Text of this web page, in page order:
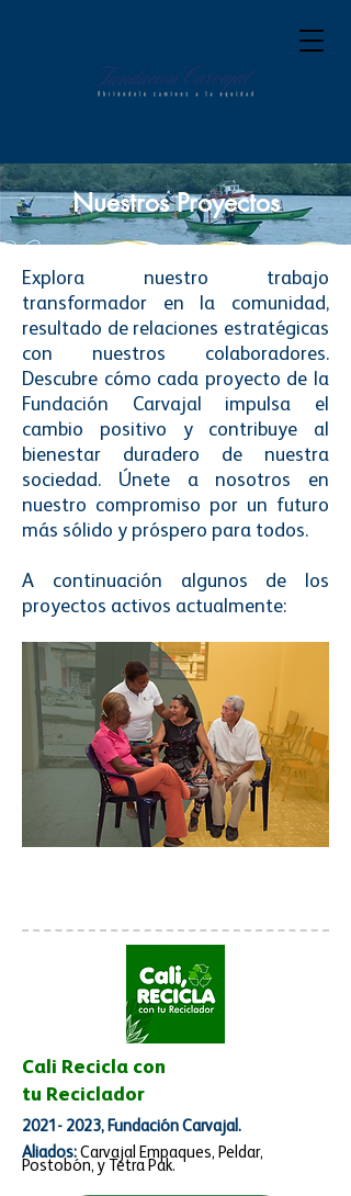
Nuestros Proyectos
Explora nuestro trabajo
transformador en la comunidad,
resultado de relaciones estratégicas
con nuestros colaboradores.
Descubre cómo cada proyecto de la
Fundación Carvajal impulsa el
cambio positivo y contribuye al
bienestar duradero de nuestra
sociedad. Únete a nosotros en
nuestro compromiso por un futuro
más sólido y próspero para todos.
A continuación algunos de los
proyectos activos actualmente:
Cali Recicla con
tu Reciclador
2021- 2023, Fundación Carvajal.
Aliados: Carvajal Empaques, Peldar,
Postobón, y Tetra Pak.